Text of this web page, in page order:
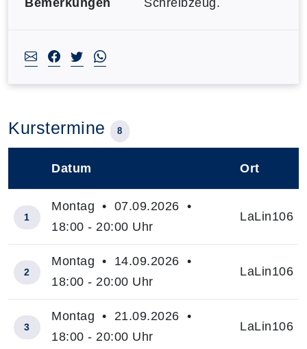
Kurstermine 8
Datum Ort
1
Montag • 07.09.2026 •
18:00 - 20:00 Uhr
LaLin106
2
Montag • 14.09.2026 •
18:00 - 20:00 Uhr
LaLin106
3
Montag • 21.09.2026 •
18:00 - 20:00 Uhr
LaLin106